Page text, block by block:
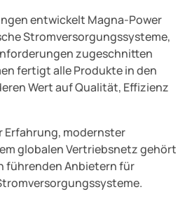
entwickelt Magna-Power
Stromversorgungssysteme,
zugeschnitten
fertigt alle Produkte in den
Wert auf Qualität, Effizienz
modernster
globalen Vertriebsnetz gehört
führenden Anbietern für